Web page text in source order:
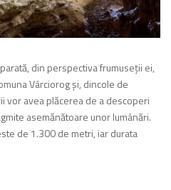
din perspectiva frumuseţii ei,
Vârciorog şi, dincole de
vor avea plăcerea de a descoperi
asemănătoare unor lumânări.
de 1.300 de metri, iar durata